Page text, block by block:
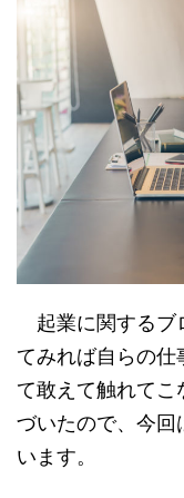
起業に関するブ
てみれば自らの
て敢えて触れて
づいたので、今回
います。